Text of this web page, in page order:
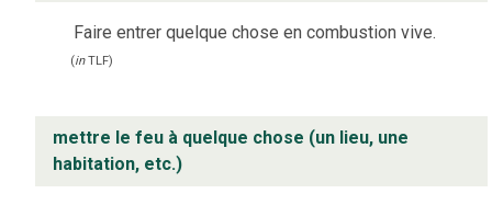
Faire entrer quelque chose en combustion vive.
(inTLF)
mettre le feu à quelque chose (un lieu, une
habitation, etc.)